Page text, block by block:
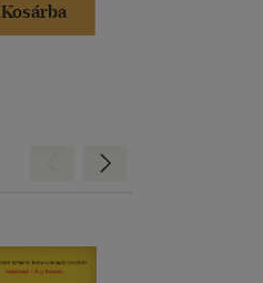
Kosárba
Előre